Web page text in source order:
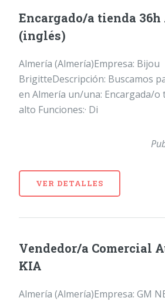
Encargado/a tienda
(inglés)
Almería (Almería)Empresa: Bijou
BrigitteDescripción: Buscamos
en Almería un/una: Encargada/o
alto Funciones:· Di
VER DETALLES
Vendedor/a Comercial
KIA
Almería (Almería)Empresa: GM